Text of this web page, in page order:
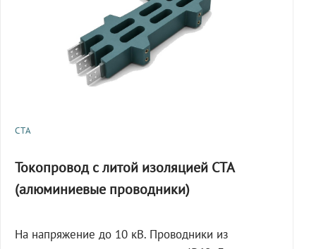
СТА
Токопровод с литой изоляцией СТА
(алюминиевые проводники)
На напряжение до 10 кВ. Проводники из